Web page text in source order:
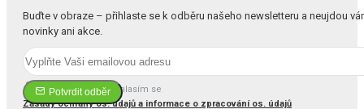
Buďte v obraze – přihlaste se k odběru našeho newsletteru a neujdou
novinky ani akce.
Potvrdit odběr
Četl(a) jsem a souhlasím se
Zásady ochrany os. údajů a informace o zpracování os. údajů